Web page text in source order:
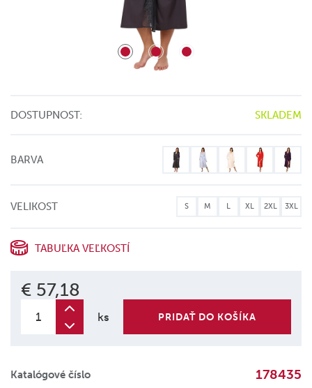
DOSTUPNOST: SKLADEM
BARVA
VELIKOST S M L XL 2XL 3XL
TABUĽKA VEĽKOSTÍ
€ 57,18
ks PRIDAŤ DO KOŠÍKA
Katalógové číslo 178435